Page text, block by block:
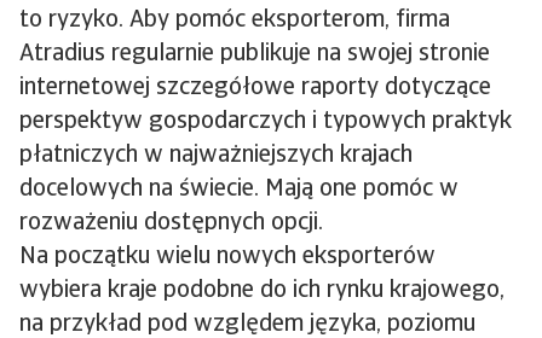
to ryzyko. Aby pomóc eksporterom, firma
Atradius regularnie publikuje na swojej stronie
internetowej szczegółowe raporty dotyczące
perspektyw gospodarczych i typowych praktyk
płatniczych w najważniejszych krajach
docelowych na świecie. Mają one pomóc w
rozważeniu dostępnych opcji.
Na początku wielu nowych eksporterów
wybiera kraje podobne do ich rynku krajowego,
na przykład pod względem języka, poziomu